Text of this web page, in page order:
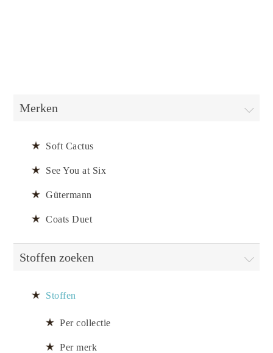
Merken
Soft Cactus
See You at Six
Gütermann
Coats Duet
Stoffen zoeken
Stoffen
Per collectie
Per merk